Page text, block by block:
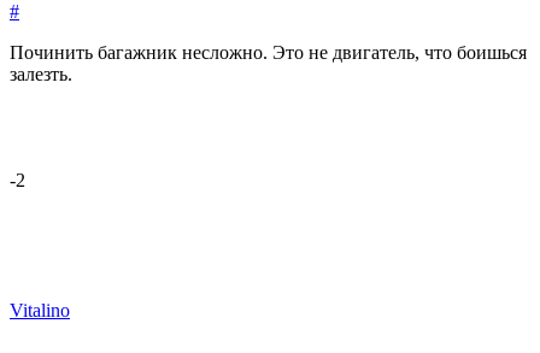
#
Починить багажник несложно. Это не двигатель, что боишься
залезть.
-2
Vitalino